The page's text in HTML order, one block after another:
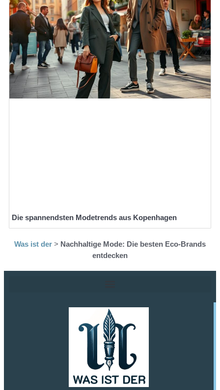
Die spannendsten Modetrends aus Kopenhagen
Was ist der > Nachhaltige Mode: Die besten Eco-Brands
entdecken